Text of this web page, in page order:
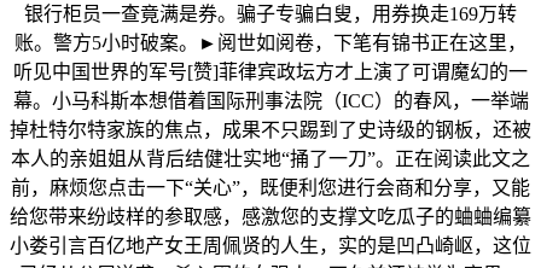
银行柜员一查竟满是券。骗子专骗白叟，用券换走169万转
账。警方5小时破案。►阅世如阅卷，下笔有锦书正在这里，
听见中国世界的军号[赞]菲律宾政坛方才上演了可谓魔幻的一
幕。小马科斯本想借着国际刑事法院（ICC）的春风，一举端
掉杜特尔特家族的焦点，成果不只踢到了史诗级的钢板，还被
本人的亲姐姐从背后结健壮实地“捅了一刀”。正在阅读此文之
前，麻烦您点击一下“关心”，既便利您进行会商和分享，又能
给您带来纷歧样的参取感，感激您的支撑文吃瓜子的蛐蛐编纂
小娄引言百亿地产女王周佩贤的人生，实的是凹凸崎岖，这位